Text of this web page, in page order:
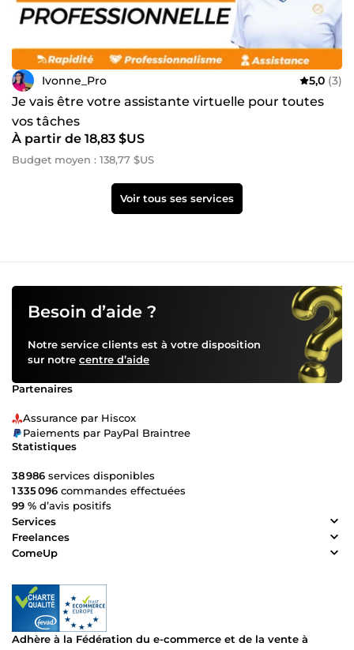
Ivonne_Pro 5,0 (3)
Je vais être votre assistante virtuelle pour toutes
vos tâches
À partir de 18,83 $US
Budget moyen : 138,77 $US
Voir tous ses services
Besoin d’aide ?
Notre service clients est à votre disposition
sur notre centre d’aide
Partenaires
Assurance par Hiscox
Paiements par PayPal Braintree
Statistiques
38 986 services disponibles
1 335 096 commandes effectuées
99 % d’avis positifs
Services
Freelances
ComeUp
Adhère à la Fédération du e-commerce et de la vente à